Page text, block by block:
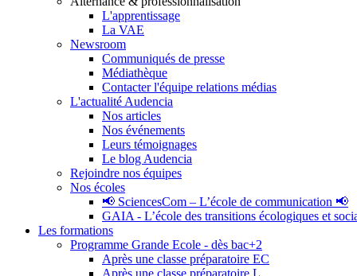
L'apprentissage
La VAE
Newsroom
Communiqués de presse
Médiathèque
Contacter l'équipe relations médias
L'actualité Audencia
Nos articles
Nos événements
Leurs témoignages
Le blog Audencia
Rejoindre nos équipes
Nos écoles
📢 SciencesCom – L’école de communication 📢
GAIA - L’école des transitions écologiques et
Les formations
Programme Grande Ecole - dès bac+2
Après une classe préparatoire EC
Après une classe préparatoire L